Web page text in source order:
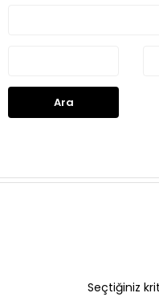
Ara
Seçtiğiniz